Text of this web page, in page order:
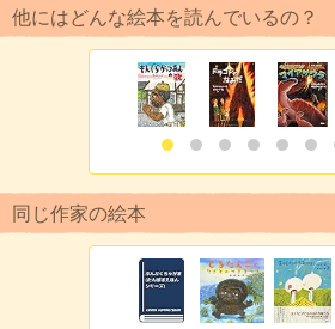
他にはどんな絵本を読んでいるの？
同じ作家の絵本